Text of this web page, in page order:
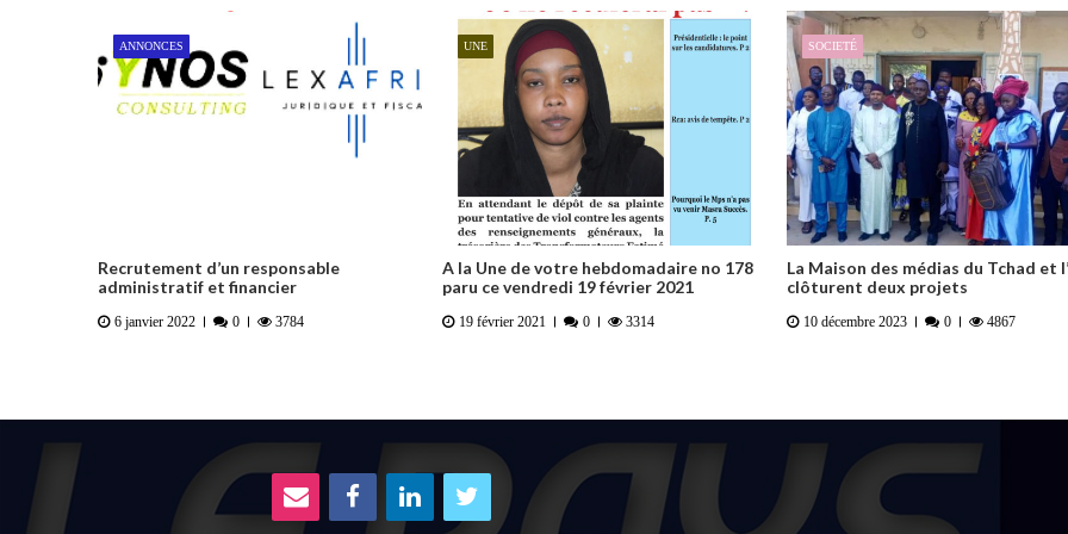
ANNONCES
Recrutement d’un responsable
administratif et financier
6 janvier 2022 0 3784
UNE
A la Une de votre hebdomadaire no 178
paru ce vendredi 19 février 2021
19 février 2021 0 3314
SOCIETÉ
La Maison des médias du Tchad et
clôturent deux projets
10 décembre 2023 0 4867